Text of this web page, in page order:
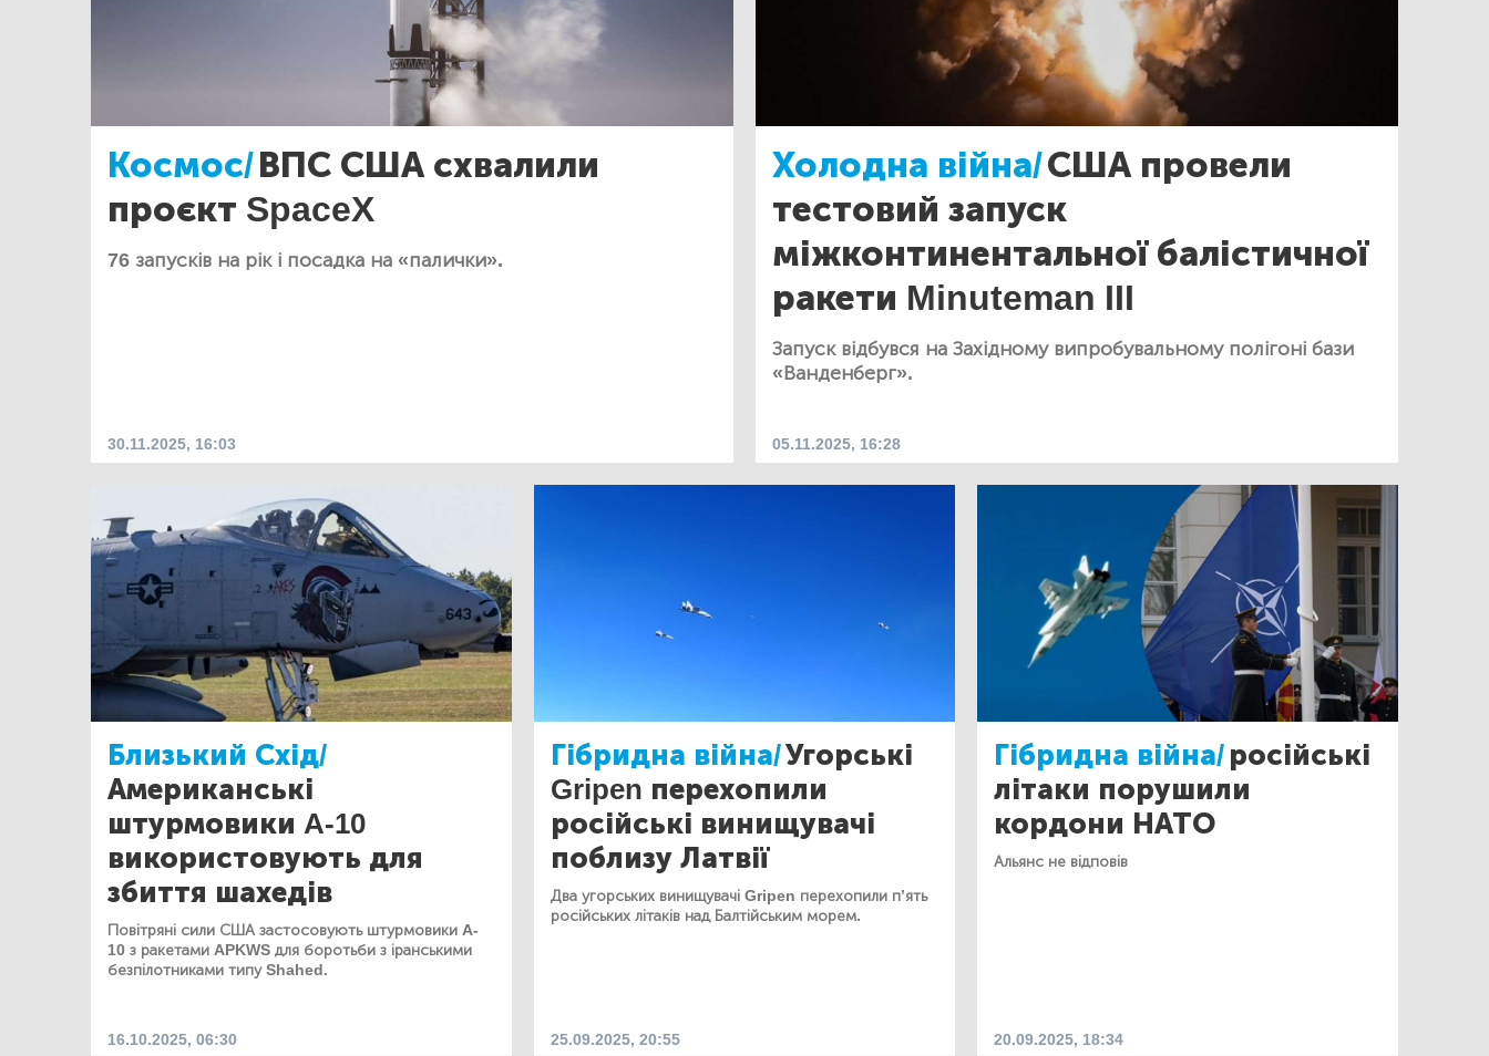
Космос/ВПС США схвалили
проєкт SpaceX
76 запусків на рік і посадка на «палички».
30.11.2025, 16:03
Холодна війна/США провели
тестовий запуск
міжконтинентальної балістичної
ракети Minuteman III
Запуск відбувся на Західному випробувальному полігоні бази
«Ванденберг».
05.11.2025, 16:28
Близький Схід/
Американські
штурмовики A-10
використовують для
збиття шахедів
Повітряні сили США застосовують штурмовики A-
10 з ракетами APKWS для боротьби з іранськими
безпілотниками типу Shahed.
16.10.2025, 06:30
Гібридна війна/Угорські
Gripen перехопили
російські винищувачі
поблизу Латвії
Два угорських винищувачі Gripen перехопили п’ять
російських літаків над Балтійським морем.
25.09.2025, 20:55
Гібридна війна/російські
літаки порушили
кордони НАТО
Альянс не відповів
20.09.2025, 18:34